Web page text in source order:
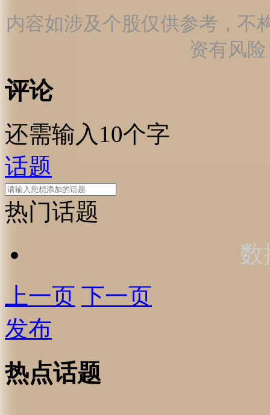
内容如涉及个股仅供参考，不
资有风
评论
还需输入10个字
话题
热门话题
数
上一页 下一页
发布
热点话题